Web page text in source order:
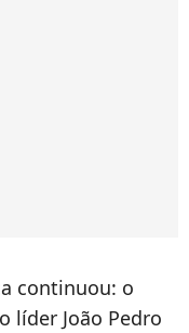
continuou: o
líder João Pedro